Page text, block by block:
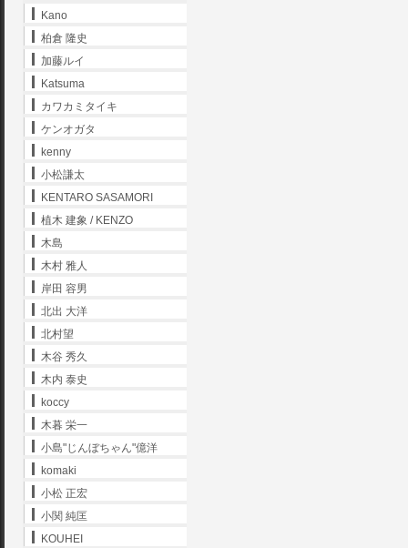
Kano
柏倉 隆史
加藤ルイ
Katsuma
カワカミタイキ
ケンオガタ
kenny
小松謙太
KENTARO SASAMORI
植木 建象 / KENZO
木島
木村 雅人
岸田 容男
北出 大洋
北村望
木谷 秀久
木内 泰史
koccy
木暮 栄一
小島"じんぼちゃん"億洋
komaki
小松 正宏
小関 純匡
KOUHEI